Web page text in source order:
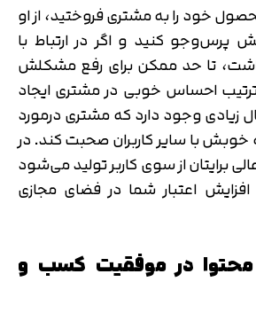
خود را به مشتری فروختید، از او
پرس‌وجو کنید و اگر در ارتباط با
تا حد ممکن برای رفع مشکلش
احساس خوبی در مشتری ایجاد
زیادی وجود دارد که مشتری درمورد
با سایر کاربران صحبت کند. در
برایتان از سوی کاربر تولید می‌شود
اعتبار شما در فضای مجازی
در موفقیت کسب و